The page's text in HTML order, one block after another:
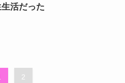
活だった
2